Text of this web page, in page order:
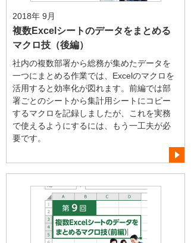
2018年 9月
複数Excelシートのデータをまとめる
マクロ技（後編）
社内の複数部署から総務が集めたデータを
一つにまとめる作業では、Excelのマクロを
活用すると効率化が図れます。前編では部
署ごとのシートから集計用シートにコピー
するマクロを記録しましたが、これを実務
で使えるようにするには、もう一工夫が必
要です。